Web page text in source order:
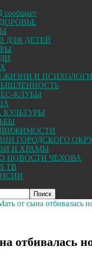
ДЛЯ ДЕТЕЙ
ЖИЗНИ И
КЛУБЫ
КУЛЬТУРЫ
ГОРОДСКОГО
И ХРАМЫ
НОВОСТИ ЧЕХОВА
ТВ
от сына отбивалась
отбивалась